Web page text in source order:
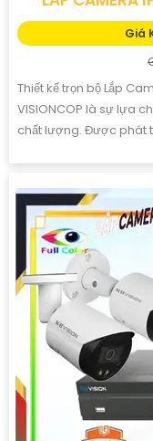
Giá
Thiết kế trọn bộ Lắp
VISIONCOP là sự lựa
chất lượng. Được phát